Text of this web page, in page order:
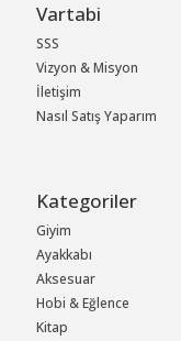
Vartabi
SSS
Vizyon & Misyon
İletişim
Nasıl Satış Yaparım
Kategoriler
Giyim
Ayakkabı
Aksesuar
Hobi & Eğlence
Kitap